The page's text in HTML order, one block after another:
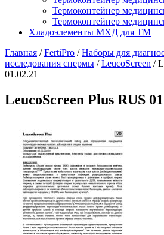
Термоконтейнер
Термоконтейнер
Хладоэлементы МХД для ТМ
Главная /FertiPro /Наборы для
исследования спермы /LeucoScreen /
01.02.21
LeucoScreen Plus RUS